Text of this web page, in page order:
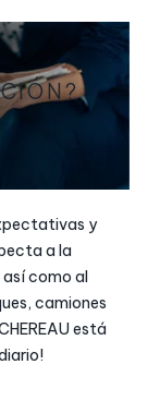
y
a la
como al
camiones
está